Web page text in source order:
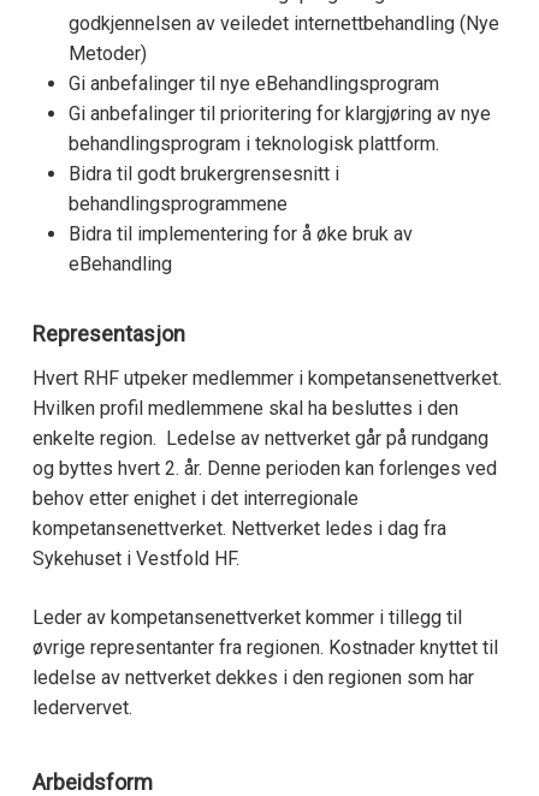
godkjennelsen av veiledet internettbehandling (Nye
Metoder)
Gi anbefalinger til nye eBehandlingsprogram
Gi anbefalinger til prioritering for klargjøring av nye
behandlingsprogram i teknologisk plattform.
Bidra til godt brukergrensesnitt i
behandlingsprogrammene
Bidra til implementering for å øke bruk av
eBehandling
Representasjon
Hvert RHF utpeker medlemmer i kompetansenettverket.
Hvilken profil medlemmene skal ha besluttes i den
enkelte region. Ledelse av nettverket går på rundgang
og byttes hvert 2. år. Denne perioden kan forlenges ved
behov etter enighet i det interregionale
kompetansenettverket. Nettverket ledes i dag fra
Sykehuset i Vestfold HF.
Leder av kompetansenettverket kommer i tillegg til
øvrige representanter fra regionen. Kostnader knyttet til
ledelse av nettverket dekkes i den regionen som har
ledervervet.
Arbeidsform